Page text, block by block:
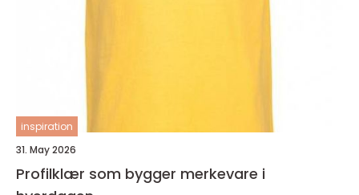
inspiration
31. May 2026
Profilklær som bygger merkevare i